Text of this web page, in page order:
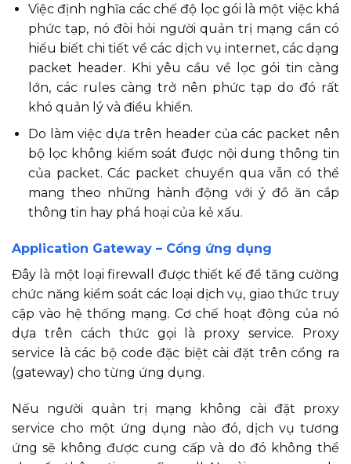
Việc định nghĩa các chế độ lọc gói là một việc khá
phức tạp, nó đòi hỏi người quản trị mạng cần có
hiểu biết chi tiết về các dịch vụ internet, các dạng
packet header. Khi yêu cầu về lọc gói tin càng
lớn, các rules càng trở nên phức tạp do đó rất
khó quản lý và điều khiển.
Do làm việc dựa trên header của các packet nên
bộ lọc không kiểm soát được nội dung thông tin
của packet. Các packet chuyển qua vẫn có thể
mang theo những hành động với ý đồ ăn cắp
thông tin hay phá hoại của kẻ xấu.
Application Gateway – Cổng ứng dụng
Đây là một loại firewall được thiết kế để tăng cường
chức năng kiểm soát các loại dịch vụ, giao thức truy
cập vào hệ thống mạng. Cơ chế hoạt động của nó
dựa trên cách thức gọi là proxy service. Proxy
service là các bộ code đặc biệt cài đặt trên cổng ra
(gateway) cho từng ứng dụng.
Nếu người quản trị mạng không cài đặt proxy
service cho một ứng dụng nào đó, dịch vụ tương
ứng sẽ không được cung cấp và do đó không thể